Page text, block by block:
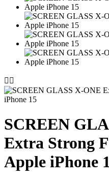
 
SCREEN
Extra Strong
Apple iPhone